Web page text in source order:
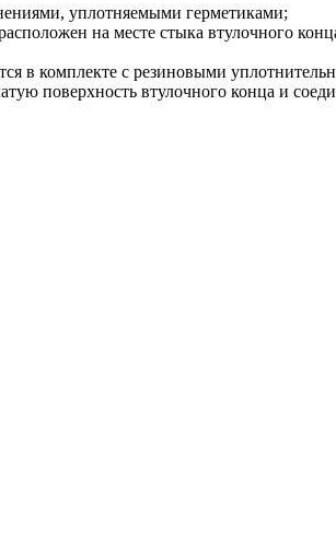
уплотняемыми герметиками;
на месте стыка втулочного
в комплекте с резиновыми
поверхность втулочного конца и